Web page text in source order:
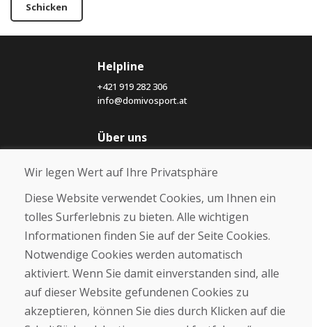
Schicken
Helpline
+421 919 282 306
info@domivosport.at
Über uns
Über uns
Kontakt
Kaufen
E-Shop
Geschäftsbedingungen
Zahlung
Beschwerde
Wir legen Wert auf Ihre Privatsphäre
Diese Website verwendet Cookies, um Ihnen ein
tolles Surferlebnis zu bieten. Alle wichtigen
Informationen finden Sie auf der Seite Cookies.
Notwendige Cookies werden automatisch
aktiviert. Wenn Sie damit einverstanden sind, alle
auf dieser Website gefundenen Cookies zu
akzeptieren, können Sie dies durch Klicken auf die